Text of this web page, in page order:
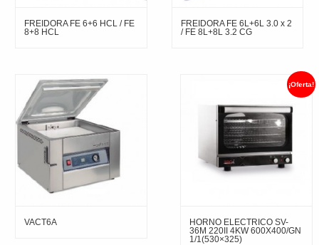
FREIDORA FE 6+6 HCL / FE
8+8 HCL
FREIDORA FE 6L+6L 3.0 x 2
/ FE 8L+8L 3.2 CG
VACT6A
¡Oferta!
HORNO ELECTRICO SV-
36M 220II 4KW 600X400/GN
1/1(530×325)